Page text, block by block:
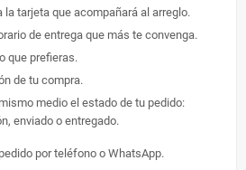
la tarjeta que acompañará al arreglo.
de entrega que más te convenga.
que prefieras.
de tu compra.
medio el estado de tu pedido:
enviado o entregado.
por teléfono o WhatsApp.